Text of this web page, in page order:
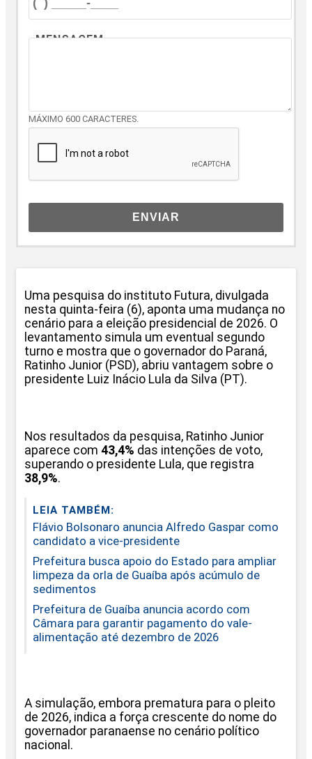
MENSAGEM
MÁXIMO 600 CARACTERES.
ENVIAR
Uma pesquisa do instituto Futura, divulgada
nesta quinta-feira (6), aponta uma mudança no
cenário para a eleição presidencial de 2026. O
levantamento simula um eventual segundo
turno e mostra que o governador do Paraná,
Ratinho Junior (PSD), abriu vantagem sobre o
presidente Luiz Inácio Lula da Silva (PT).
Nos resultados da pesquisa, Ratinho Junior
aparece com 43,4% das intenções de voto,
superando o presidente Lula, que registra
38,9%.
LEIA TAMBÉM:
Flávio Bolsonaro anuncia Alfredo Gaspar como
candidato a vice-presidente
Prefeitura busca apoio do Estado para ampliar
limpeza da orla de Guaíba após acúmulo de
sedimentos
Prefeitura de Guaíba anuncia acordo com
Câmara para garantir pagamento do vale-
alimentação até dezembro de 2026
A simulação, embora prematura para o pleito
de 2026, indica a força crescente do nome do
governador paranaense no cenário político
nacional.